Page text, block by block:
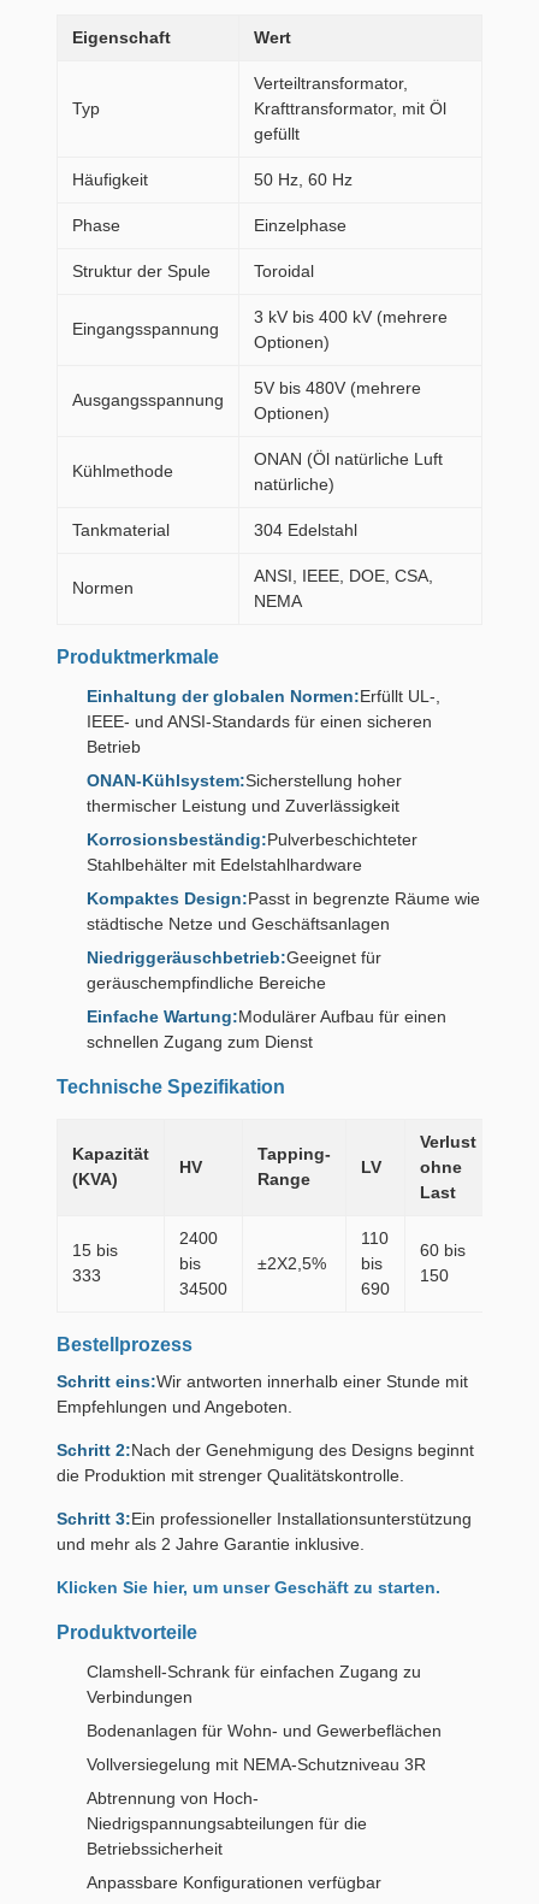
Eigenschaft Wert
Typ
Verteiltransformator,
Krafttransformator, mit Öl
gefüllt
Häufigkeit 50 Hz, 60 Hz
Phase Einzelphase
Struktur der Spule Toroidal
Eingangsspannung
3 kV bis 400 kV (mehrere
Optionen)
Ausgangsspannung
5V bis 480V (mehrere
Optionen)
Kühlmethode
ONAN (Öl natürliche Luft
natürliche)
Tankmaterial 304 Edelstahl
Normen
ANSI, IEEE, DOE, CSA,
NEMA
Produktmerkmale
Einhaltung der globalen Normen:Erfüllt UL-,
IEEE- und ANSI-Standards für einen sicheren
Betrieb
ONAN-Kühlsystem:Sicherstellung hoher
thermischer Leistung und Zuverlässigkeit
Korrosionsbeständig:Pulverbeschichteter
Stahlbehälter mit Edelstahlhardware
Kompaktes Design:Passt in begrenzte Räume wie
städtische Netze und Geschäftsanlagen
Niedriggeräuschbetrieb:Geeignet für
geräuschempfindliche Bereiche
Einfache Wartung:Modulärer Aufbau für einen
schnellen Zugang zum Dienst
Technische Spezifikation
Kapazität
(KVA)
HV
Tapping-
Range
LV
Verlust
ohne
Last
15 bis
333
2400
bis
34500
±2X2,5%
110
bis
690
60 bis
150
Bestellprozess
Schritt eins:Wir antworten innerhalb einer Stunde mit
Empfehlungen und Angeboten.
Schritt 2:Nach der Genehmigung des Designs beginnt
die Produktion mit strenger Qualitätskontrolle.
Schritt 3:Ein professioneller Installationsunterstützung
und mehr als 2 Jahre Garantie inklusive.
Klicken Sie hier, um unser Geschäft zu starten.
Produktvorteile
Clamshell-Schrank für einfachen Zugang zu
Verbindungen
Bodenanlagen für Wohn- und Gewerbeflächen
Vollversiegelung mit NEMA-Schutzniveau 3R
Abtrennung von Hoch-
Niedrigspannungsabteilungen für die
Betriebssicherheit
Anpassbare Konfigurationen verfügbar